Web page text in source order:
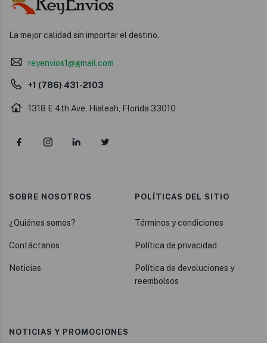
La mejor calidad sin importar el destino.
reyenvios1@gmail.com
+1 (786) 431-2103
1318 E 4th Ave, Hialeah, Florida 33010
SOBRE NOSOTROS
¿Quiénes somos?
Contáctanos
Noticias
POLÍTICAS DEL SITIO
Términos y condiciones
Política de privacidad
Política de devoluciones y
reembolsos
NOTICIAS Y PROMOCIONES